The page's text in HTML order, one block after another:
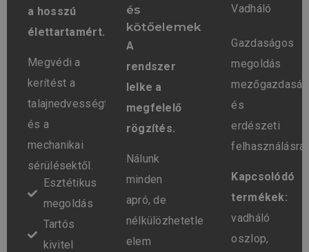
a hosszú
élettartamért.
Megvédi a
kerítést a
talajnedvességtől
és a
mechanikai
sérülésektől.
Esztétikus
megoldás
Tartós
kivitel
és
kötőelemek
A
rendszer
lelke a
megfelelő
rögzítés.
Nálunk
minden
apró, de
nélkülözhetetlen
elem
Vadháló
Gazdaságos
megoldás
és
erdészeti
felhasználásra.
Kapcsolódó
termékek:
vadháló
oszlop,